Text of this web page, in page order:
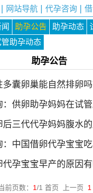
网站导航| 代孕咨询
助孕公告 助孕动态
管助孕动态
助孕公告
囊卵巢能自然排卵
前页数： 1/1 首页 上一页 1